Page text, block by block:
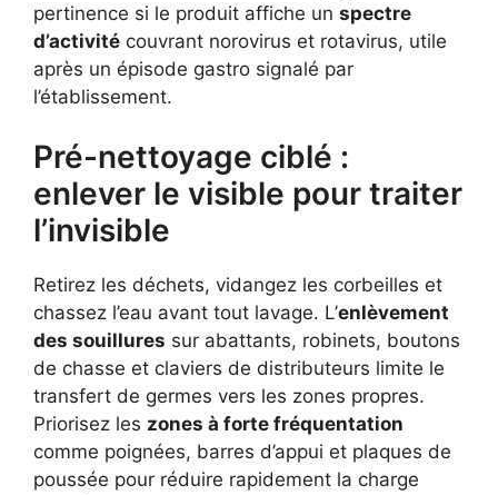
pertinence si le produit affiche un spectre
d’activité couvrant norovirus et rotavirus, utile
après un épisode gastro signalé par
l’établissement.
Pré-nettoyage ciblé :
enlever le visible pour traiter
l’invisible
Retirez les déchets, vidangez les corbeilles et
chassez l’eau avant tout lavage. L’enlèvement
des souillures sur abattants, robinets, boutons
de chasse et claviers de distributeurs limite le
transfert de germes vers les zones propres.
Priorisez les zones à forte fréquentation
comme poignées, barres d’appui et plaques de
poussée pour réduire rapidement la charge